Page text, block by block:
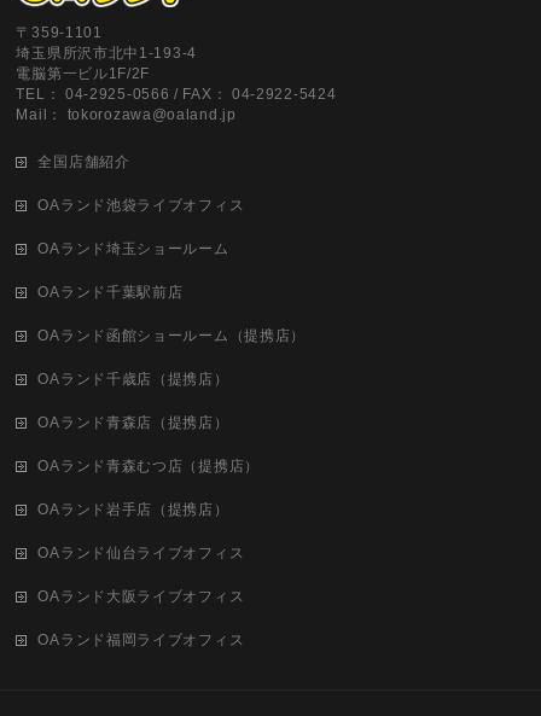
〒359-1101
埼玉県所沢市北中1-193-4
電脳第一ビル1F/2F
TEL： 04-2925-0566 / FAX： 04-2922-5424
Mail： tokorozawa@oaland.jp
全国店舗紹介
OAランド池袋ライブオフィス
OAランド埼玉ショールーム
OAランド千葉駅前店
OAランド函館ショールーム（提携店）
OAランド千歳店（提携店）
OAランド青森店（提携店）
OAランド青森むつ店（提携店）
OAランド岩手店（提携店）
OAランド仙台ライブオフィス
OAランド大阪ライブオフィス
OAランド福岡ライブオフィス